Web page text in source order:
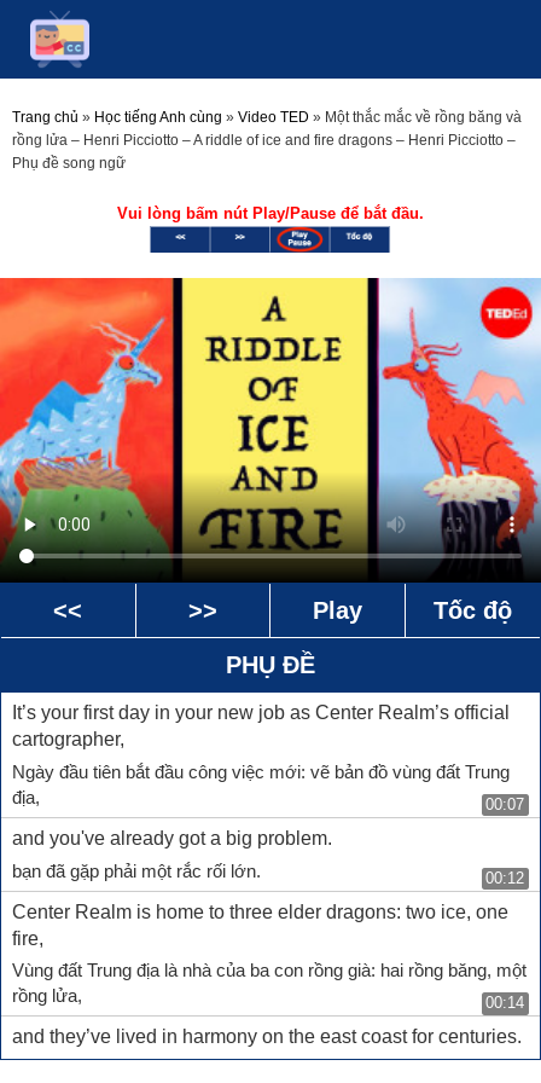
Trang chủ » Học tiếng Anh cùng » Video TED » Một thắc mắc về rồng băng và
rồng lửa – Henri Picciotto – A riddle of ice and fire dragons – Henri Picciotto –
Phụ đề song ngữ
Vui lòng bấm nút Play/Pause để bắt đầu.
PHỤ ĐỀ
It’s your first day in your new job as Center Realm’s official
cartographer,
Ngày đầu tiên bắt đầu công việc mới: vẽ bản đồ vùng đất Trung
địa,
00:07
and you've already got a big problem.
bạn đã gặp phải một rắc rối lớn.
00:12
Center Realm is home to three elder dragons: two ice, one
fire,
Vùng đất Trung địa là nhà của ba con rồng già: hai rồng băng, một
rồng lửa,
00:14
and they’ve lived in harmony on the east coast for centuries.
<< >> Play Tốc độ